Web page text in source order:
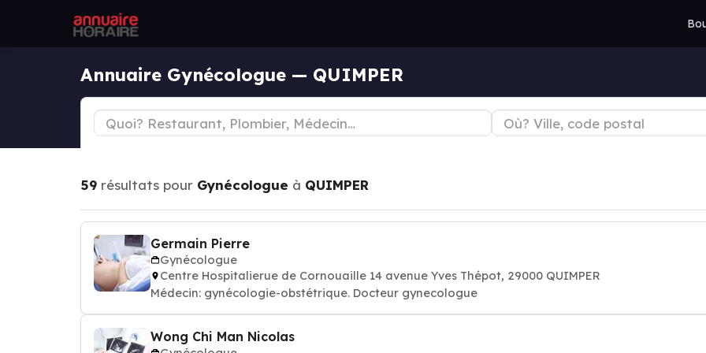
Annuaire Gynécologue — QUIMPER
59 résultats pour Gynécologue à QUIMPER
Germain Pierre
Gynécologue
Centre Hospitalierue de Cornouaille 14 avenue Yves Thépot, 29000 QUIMPER
Médecin: gynécologie-obstétrique. Docteur gynecologue
Wong Chi Man Nicolas